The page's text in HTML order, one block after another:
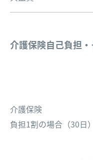
介護保険自己負担
介護保険
負担1割の場合（30日）